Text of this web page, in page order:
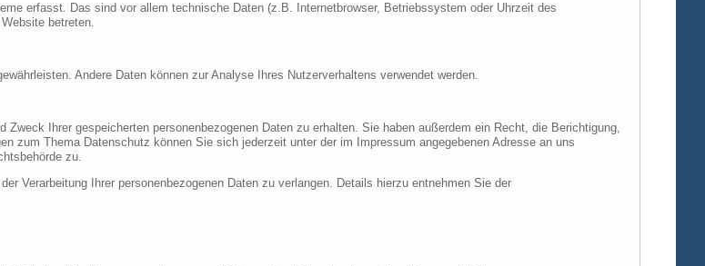
erfasst. Das sind vor allem technische Daten (z.B. Internetbrowser, Betriebssystem oder Uhrzeit des
betreten.
Andere Daten können zur Analyse Ihres Nutzerverhaltens verwendet werden.
Ihrer gespeicherten personenbezogenen Daten zu erhalten. Sie haben außerdem ein Recht, die Berichtigung,
zum Thema Datenschutz können Sie sich jederzeit unter der im Impressum angegebenen Adresse an uns
zu.
Verarbeitung Ihrer personenbezogenen Daten zu verlangen. Details hierzu entnehmen Sie der